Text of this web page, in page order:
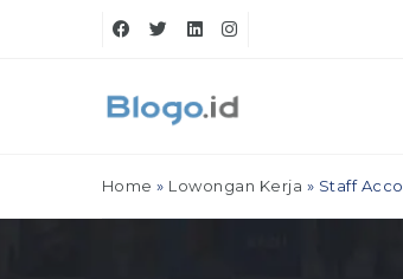
Home » Lowongan Kerja » Staff